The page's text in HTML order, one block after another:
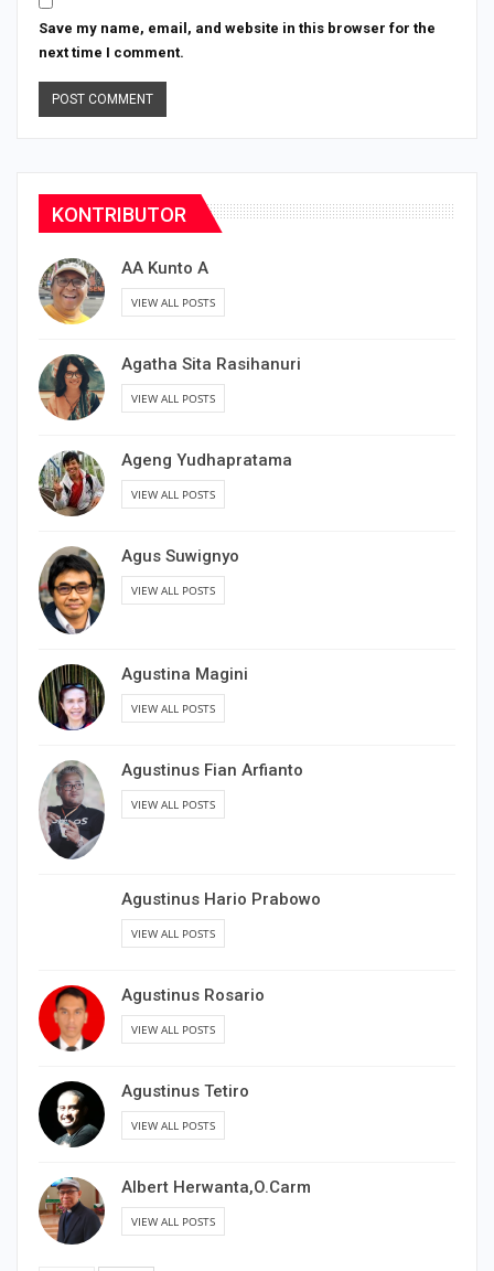
Save my name, email, and website in this browser for the
next time I comment.
KONTRIBUTOR
AA Kunto A
VIEW ALL POSTS
Agatha Sita Rasihanuri
VIEW ALL POSTS
Ageng Yudhapratama
VIEW ALL POSTS
Agus Suwignyo
VIEW ALL POSTS
Agustina Magini
VIEW ALL POSTS
Agustinus Fian Arfianto
VIEW ALL POSTS
Agustinus Hario Prabowo
VIEW ALL POSTS
Agustinus Rosario
VIEW ALL POSTS
Agustinus Tetiro
VIEW ALL POSTS
Albert Herwanta,O.Carm
VIEW ALL POSTS